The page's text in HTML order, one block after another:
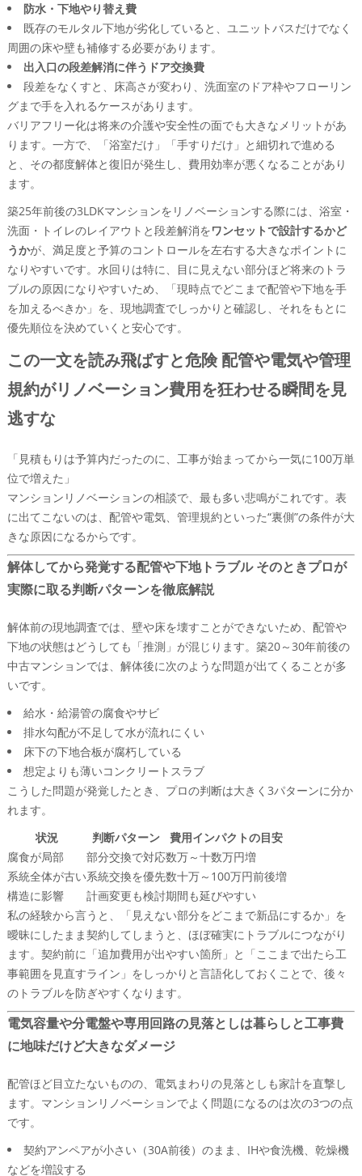
防水・下地やり替え費
既存のモルタル下地が劣化していると、ユニットバスだけでなく
周囲の床や壁も補修する必要があります。
出入口の段差解消に伴うドア交換費
段差をなくすと、床高さが変わり、洗面室のドア枠やフローリン
グまで手を入れるケースがあります。
バリアフリー化は将来の介護や安全性の面でも大きなメリットがあ
ります。一方で、「浴室だけ」「手すりだけ」と細切れで進める
と、その都度解体と復旧が発生し、費用効率が悪くなることがあり
ます。
築25年前後の3LDKマンションをリノベーションする際には、浴室・
洗面・トイレのレイアウトと段差解消をワンセットで設計するかど
うかが、満足度と予算のコントロールを左右する大きなポイントに
なりやすいです。水回りは特に、目に見えない部分ほど将来のトラ
ブルの原因になりやすいため、「現時点でどこまで配管や下地を手
を加えるべきか」を、現地調査でしっかりと確認し、それをもとに
優先順位を決めていくと安心です。
この一文を読み飛ばすと危険 配管や電気や管理
規約がリノベーション費用を狂わせる瞬間を見
逃すな
「見積もりは予算内だったのに、工事が始まってから一気に100万単
位で増えた」
マンションリノベーションの相談で、最も多い悲鳴がこれです。表
に出てこないのは、配管や電気、管理規約といった“裏側”の条件が大
きな原因になるからです。
解体してから発覚する配管や下地トラブル そのときプロが
実際に取る判断パターンを徹底解説
解体前の現地調査では、壁や床を壊すことができないため、配管や
下地の状態はどうしても「推測」が混じります。築20～30年前後の
中古マンションでは、解体後に次のような問題が出てくることが多
いです。
給水・給湯管の腐食やサビ
排水勾配が不足して水が流れにくい
床下の下地合板が腐朽している
想定よりも薄いコンクリートスラブ
こうした問題が発覚したとき、プロの判断は大きく3パターンに分か
れます。
状況
判断パターン
費用インパクトの目安
腐食が局部
部分交換で対応数万～十数万円増
系統全体が古い系統交換を優先数十万～100万円前後増
構造に影響
計画変更も検討期間も延びやすい
私の経験から言うと、「見えない部分をどこまで新品にするか」を
曖昧にしたまま契約してしまうと、ほぼ確実にトラブルにつながり
ます。契約前に「追加費用が出やすい箇所」と「ここまで出たら工
事範囲を見直すライン」をしっかりと言語化しておくことで、後々
のトラブルを防ぎやすくなります。
電気容量や分電盤や専用回路の見落としは暮らしと工事費
に地味だけど大きなダメージ
配管ほど目立たないものの、電気まわりの見落としも家計を直撃し
ます。マンションリノベーションでよく問題になるのは次の3つの点
です。
契約アンペアが小さい（30A前後）のまま、IHや食洗機、乾燥機
などを増設する